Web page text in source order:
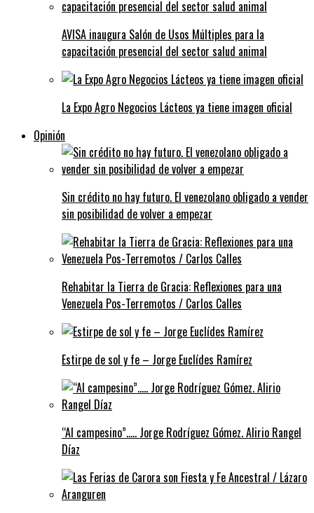
AVISA inaugura Salón de Usos Múltiples para la
capacitación presencial del sector salud animal
La Expo Agro Negocios Lácteos ya tiene imagen oficial
Opinión
Sin crédito no hay futuro. El venezolano obligado a vender
sin posibilidad de volver a empezar
Rehabitar la Tierra de Gracia: Reflexiones para una
Venezuela Pos-Terremotos / Carlos Calles
Estirpe de sol y fe – Jorge Euclídes Ramírez
“Al campesino”….. Jorge Rodríguez Gómez. Alirio Rangel
Díaz